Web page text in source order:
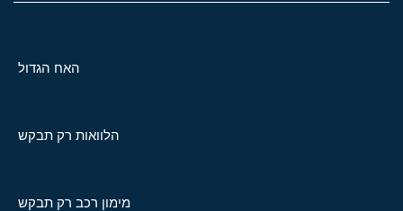
האח הגדול
הלוואות רק תבקש
מימון רכב רק תבקש